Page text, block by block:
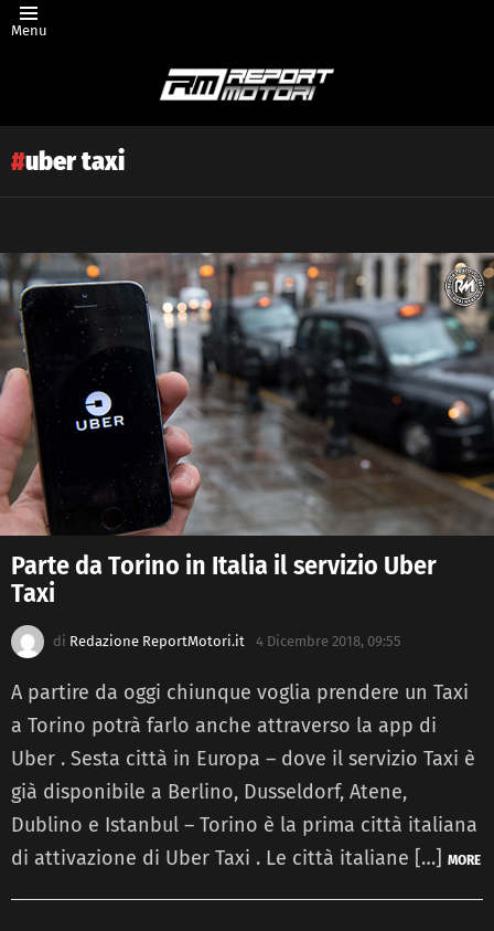
Menu
uber taxi
Latest
story
Parte da Torino in Italia il servizio Uber
Taxi
di Redazione ReportMotori.it 4 Dicembre 2018, 09:55
A partire da oggi chiunque voglia prendere un Taxi
a Torino potrà farlo anche attraverso la app di
Uber . Sesta città in Europa – dove il servizio Taxi è
già disponibile a Berlino, Dusseldorf, Atene,
Dublino e Istanbul – Torino è la prima città italiana
di attivazione di Uber Taxi . Le città italiane […] MORE